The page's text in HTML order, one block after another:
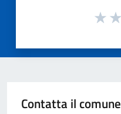
Contatta il comune